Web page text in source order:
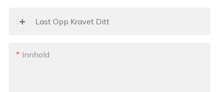
Last Opp Kravet Ditt
Innhold